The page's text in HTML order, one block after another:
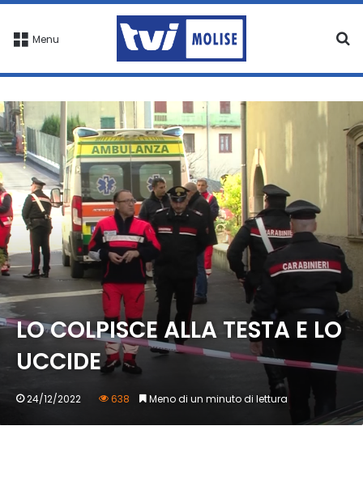
Menu
LO COLPISCE ALLA TESTA E LO
UCCIDE
24/12/2022 638 Meno di un minuto di lettura